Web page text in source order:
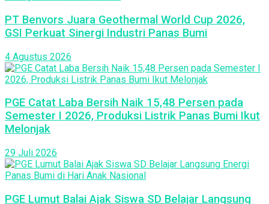
PT Benvors Juara Geothermal World Cup 2026,
GSI Perkuat Sinergi Industri Panas Bumi
4 Agustus 2026
PGE Catat Laba Bersih Naik 15,48 Persen pada
Semester I 2026, Produksi Listrik Panas Bumi Ikut
Melonjak
29 Juli 2026
PGE Lumut Balai Ajak Siswa SD Belajar Langsung